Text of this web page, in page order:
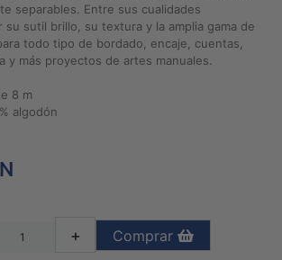
separables. Entre sus cualidades
su sutil brillo, su textura y la amplia gama de
todo tipo de bordado, encaje, cuentas,
y más proyectos de artes manuales.
8 m
algodón
+ Comprar